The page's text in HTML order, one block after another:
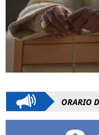
ORARIO